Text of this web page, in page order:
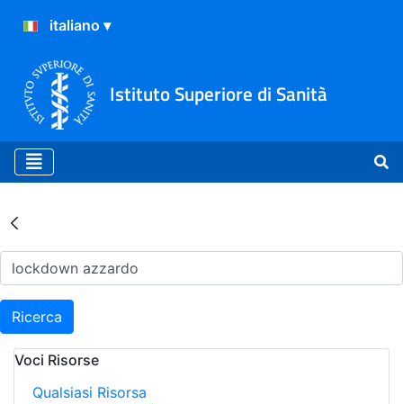
Istituto Superiore di Sanità
Risultati della Ricerca -
Ricerca
Voci Risorse
Qualsiasi Risorsa